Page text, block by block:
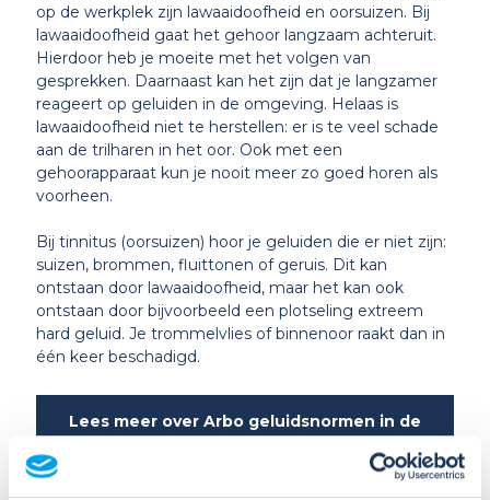
op de werkplek zijn lawaaidoofheid en oorsuizen. Bij
lawaaidoofheid gaat het gehoor langzaam achteruit.
Hierdoor heb je moeite met het volgen van
gesprekken. Daarnaast kan het zijn dat je langzamer
reageert op geluiden in de omgeving. Helaas is
lawaaidoofheid niet te herstellen: er is te veel schade
aan de trilharen in het oor. Ook met een
gehoorapparaat kun je nooit meer zo goed horen als
voorheen.
Bij tinnitus (oorsuizen) hoor je geluiden die er niet zijn:
suizen, brommen, fluittonen of geruis. Dit kan
ontstaan door lawaaidoofheid, maar het kan ook
ontstaan door bijvoorbeeld een plotseling extreem
hard geluid. Je trommelvlies of binnenoor raakt dan in
één keer beschadigd.
Lees meer over Arbo geluidsnormen in de